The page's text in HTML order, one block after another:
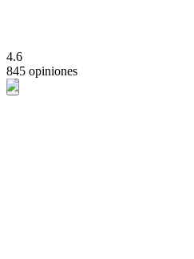
4.6
845 opiniones